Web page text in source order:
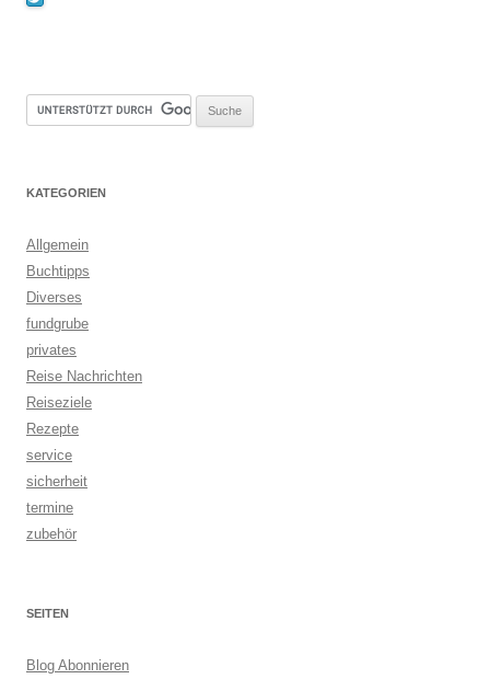
KATEGORIEN
Allgemein
Buchtipps
Diverses
fundgrube
privates
Reise Nachrichten
Reiseziele
Rezepte
service
sicherheit
termine
zubehör
SEITEN
Blog Abonnieren